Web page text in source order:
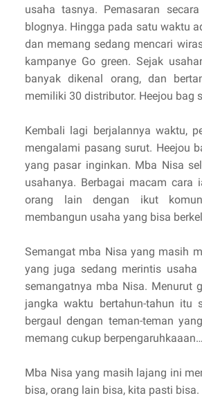
usaha tasnya. Pemasaran
blognya. Hingga pada satu waktu
dan memang sedang mencari
kampanye Go green. Sejak
banyak dikenal orang, dan
memiliki 30 distributor. Heejou bag
Kembali lagi berjalannya waktu,
mengalami pasang surut. Heejou
yang pasar inginkan. Mba Nisa
usahanya. Berbagai macam
orang lain dengan ikut
membangun usaha yang bisa
Semangat mba Nisa yang masih
yang juga sedang merintis
semangatnya mba Nisa. Menurut
jangka waktu bertahun-tahun
bergaul dengan teman-teman
memang cukup berpengaruhkaaan…
Mba Nisa yang masih lajang ini
bisa, orang lain bisa, kita pasti